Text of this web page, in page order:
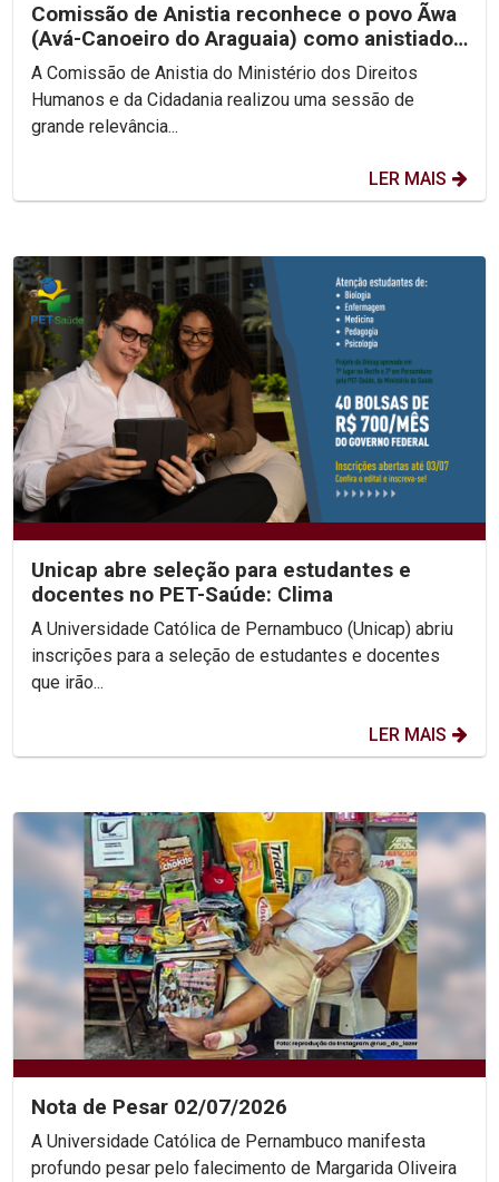
Comissão de Anistia reconhece o povo Ãwa
(Avá-Canoeiro do Araguaia) como anistiado
político coletivo
A Comissão de Anistia do Ministério dos Direitos
Humanos e da Cidadania realizou uma sessão de
grande relevância...
LER MAIS
Unicap abre seleção para estudantes e
docentes no PET-Saúde: Clima
A Universidade Católica de Pernambuco (Unicap) abriu
inscrições para a seleção de estudantes e docentes
que irão...
LER MAIS
Nota de Pesar 02/07/2026
A Universidade Católica de Pernambuco manifesta
profundo pesar pelo falecimento de Margarida Oliveira